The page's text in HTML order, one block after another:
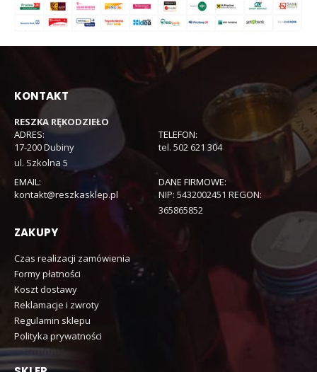
KONTAKT
RESZKA RĘKODZIEŁO
ADRES:
17-200 Dubiny
ul. Szkolna 5
TELEFON:
tel. 502 621 304
EMAIL:
kontakt@reszkasklep.pl
DANE FIRMOWE:
NIP: 5432002451 REGON:
365865852
ZAKUPY
Czas realizacji zamówienia
Formy płatności
Koszt dostawy
Reklamacje i zwroty
Regulamin sklepu
Polityka prywatności